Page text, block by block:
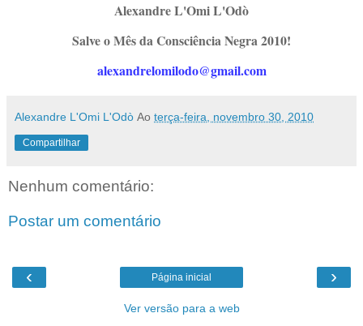
Alexandre L'Omi L'Odò
Salve o Mês da Consciência Negra 2010!
alexandrelomilodo@gmail.com
Alexandre L'Omi L'Odò Ao terça-feira, novembro 30, 2010
Compartilhar
Nenhum comentário:
Postar um comentário
‹ ›
Página inicial
Ver versão para a web